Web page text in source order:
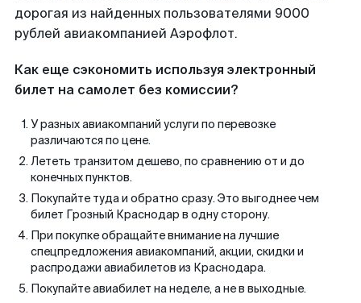
дорогая из найденных пользователями 9000
рублей авиакомпанией Аэрофлот.
Как еще сэкономить используя электронный
билет на самолет без комиссии?
У разных авиакомпаний услуги по перевозке
различаются по цене.
Лететь транзитом дешево, по сравнению от и до
конечных пунктов.
Покупайте туда и обратно сразу. Это выгоднее чем
билет Грозный Краснодар в одну сторону.
При покупке обращайте внимание на лучшие
спецпредложения авиакомпаний, акции, скидки и
распродажи авиабилетов из Краснодара.
Покупайте авиабилет на неделе, а не в выходные.